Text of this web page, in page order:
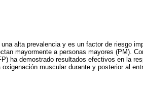
alta prevalencia y es un factor de riesgo
mayormente a personas mayores (PM).
ha demostrado resultados efectivos en la
muscular durante y posterior al